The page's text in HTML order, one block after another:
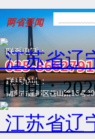
两省要闻
江苏省辽
时间：
江苏省辽